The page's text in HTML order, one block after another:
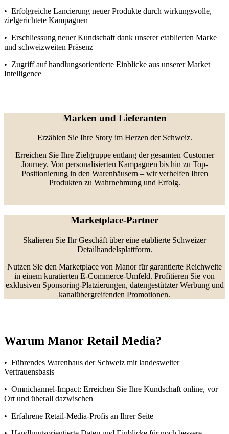
• Erfolgreiche Lancierung neuer Produkte durch wirkungsvolle,
zielgerichtete Kampagnen
• Erschliessung neuer Kundschaft dank unserer etablierten Marke
und schweizweiten Präsenz
• Zugriff auf handlungsorientierte Einblicke aus unserer Market
Intelligence
Marken und Lieferanten
Erzählen Sie Ihre Story im Herzen der Schweiz.
Erreichen Sie Ihre Zielgruppe entlang der gesamten Customer
Journey. Von personalisierten Kampagnen bis hin zu Top-
Positionierung in den Warenhäusern – wir verhelfen Ihren
Produkten zu Wahrnehmung und Erfolg.
Marketplace-Partner
Skalieren Sie Ihr Geschäft über eine etablierte Schweizer
Detailhandelsplattform.
Nutzen Sie den Marketplace von Manor für garantierte Reichweite
in einem kuratierten E-Commerce-Umfeld. Profitieren Sie von
exklusiven Sponsoring-Platzierungen, datengestützter Werbung und
kanalübergreifenden Promotionen.
Warum Manor Retail Media?
• Führendes Warenhaus der Schweiz mit landesweiter
Vertrauensbasis
• Omnichannel-Impact: Erreichen Sie Ihre Kundschaft online, vor
Ort und überall dazwischen
• Erfahrene Retail-Media-Profis an Ihrer Seite